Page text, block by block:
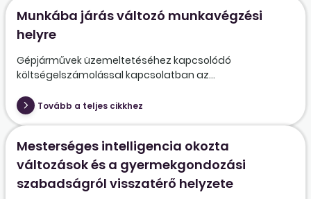
Munkába járás változó munkavégzési
helyre
Gépjárművek üzemeltetéséhez kapcsolódó
költségelszámolással kapcsolatban az...
Tovább a teljes cikkhez
Mesterséges intelligencia okozta
változások és a gyermekgondozási
szabadságról visszatérő helyzete